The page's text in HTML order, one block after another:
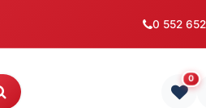
0 552
0